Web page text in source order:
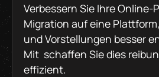
Verbessern Sie Ihre Online-
Migration auf eine
und Vorstellungen besser
Mit schaffen Sie dies
effizient.